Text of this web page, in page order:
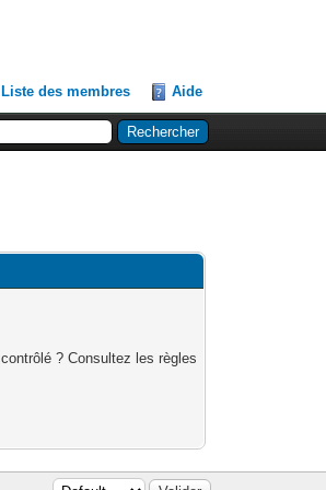
Liste des membres Aide
? Consultez les règles